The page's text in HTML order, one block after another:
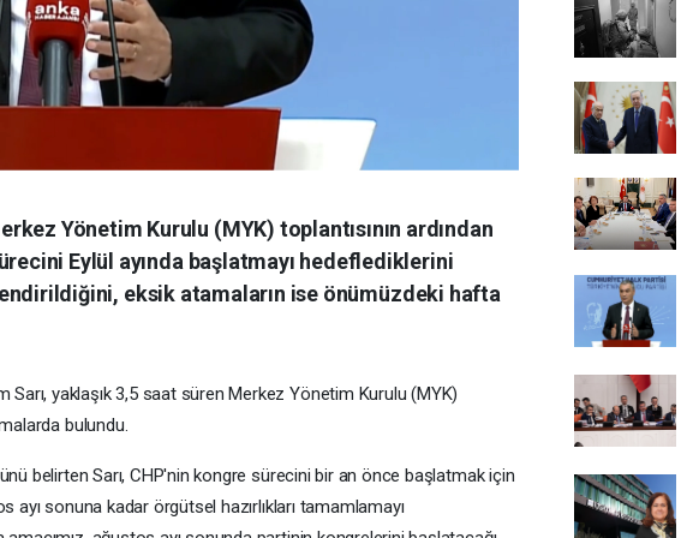
Yönetim Kurulu (MYK) toplantısının ardından
Eylül ayında başlatmayı hedeflediklerini
eksik atamaların ise önümüzdeki hafta
yaklaşık 3,5 saat süren Merkez Yönetim Kurulu (MYK)
bulundu.
belirten Sarı, CHP'nin kongre sürecini bir an önce başlatmak için
ayı sonuna kadar örgütsel hazırlıkları tamamlamayı